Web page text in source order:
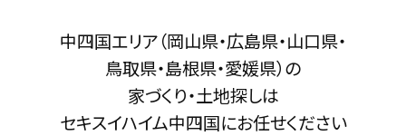
中四国エリア（岡山県・広島県・山口県・
鳥取県・島根県・愛媛県）の
家づくり・土地探しは
セキスイハイム中四国にお任せください